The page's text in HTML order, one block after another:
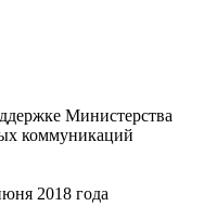
Министерства
коммуникаций
2018 года